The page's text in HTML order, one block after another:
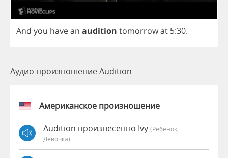
And you havean audition tomorrowat 5:30.
Аудио произношение Audition
Американское произношение
Audition произнесенно Ivy (Ребёнок,
Девочка)